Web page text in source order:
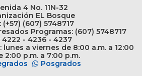
4 No. 11N-32
EL Bosque
(+57) (607) 5748717
Programas: (607) 5748717
4222 - 4236 - 4237
a viernes de 8:00 a.m. a 12:00
2:00 p.m. a 7:00 p.m.
Posgrados